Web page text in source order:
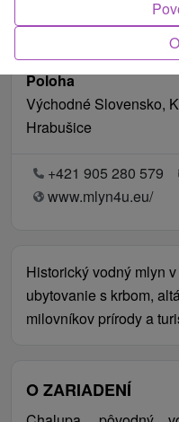
Poloha
Východné Slovensko,
Hrabušice
+421 905 280 579
www.mlyn4u.eu/
Historický vodný mlyn
ubytovanie s krbom,
milovníkov prírody a
O ZARIADENÍ